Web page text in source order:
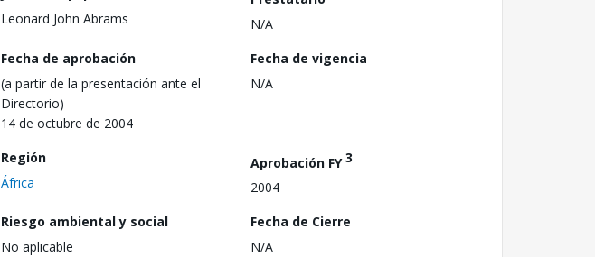
Leonard John Abrams
N/A
Fecha de aprobación
(a partir de la presentación ante el
Directorio)
14 de octubre de 2004
Fecha de vigencia
N/A
Región
África
Aprobación FY3
2004
Riesgo ambiental y social
No aplicable
Fecha de Cierre
N/A